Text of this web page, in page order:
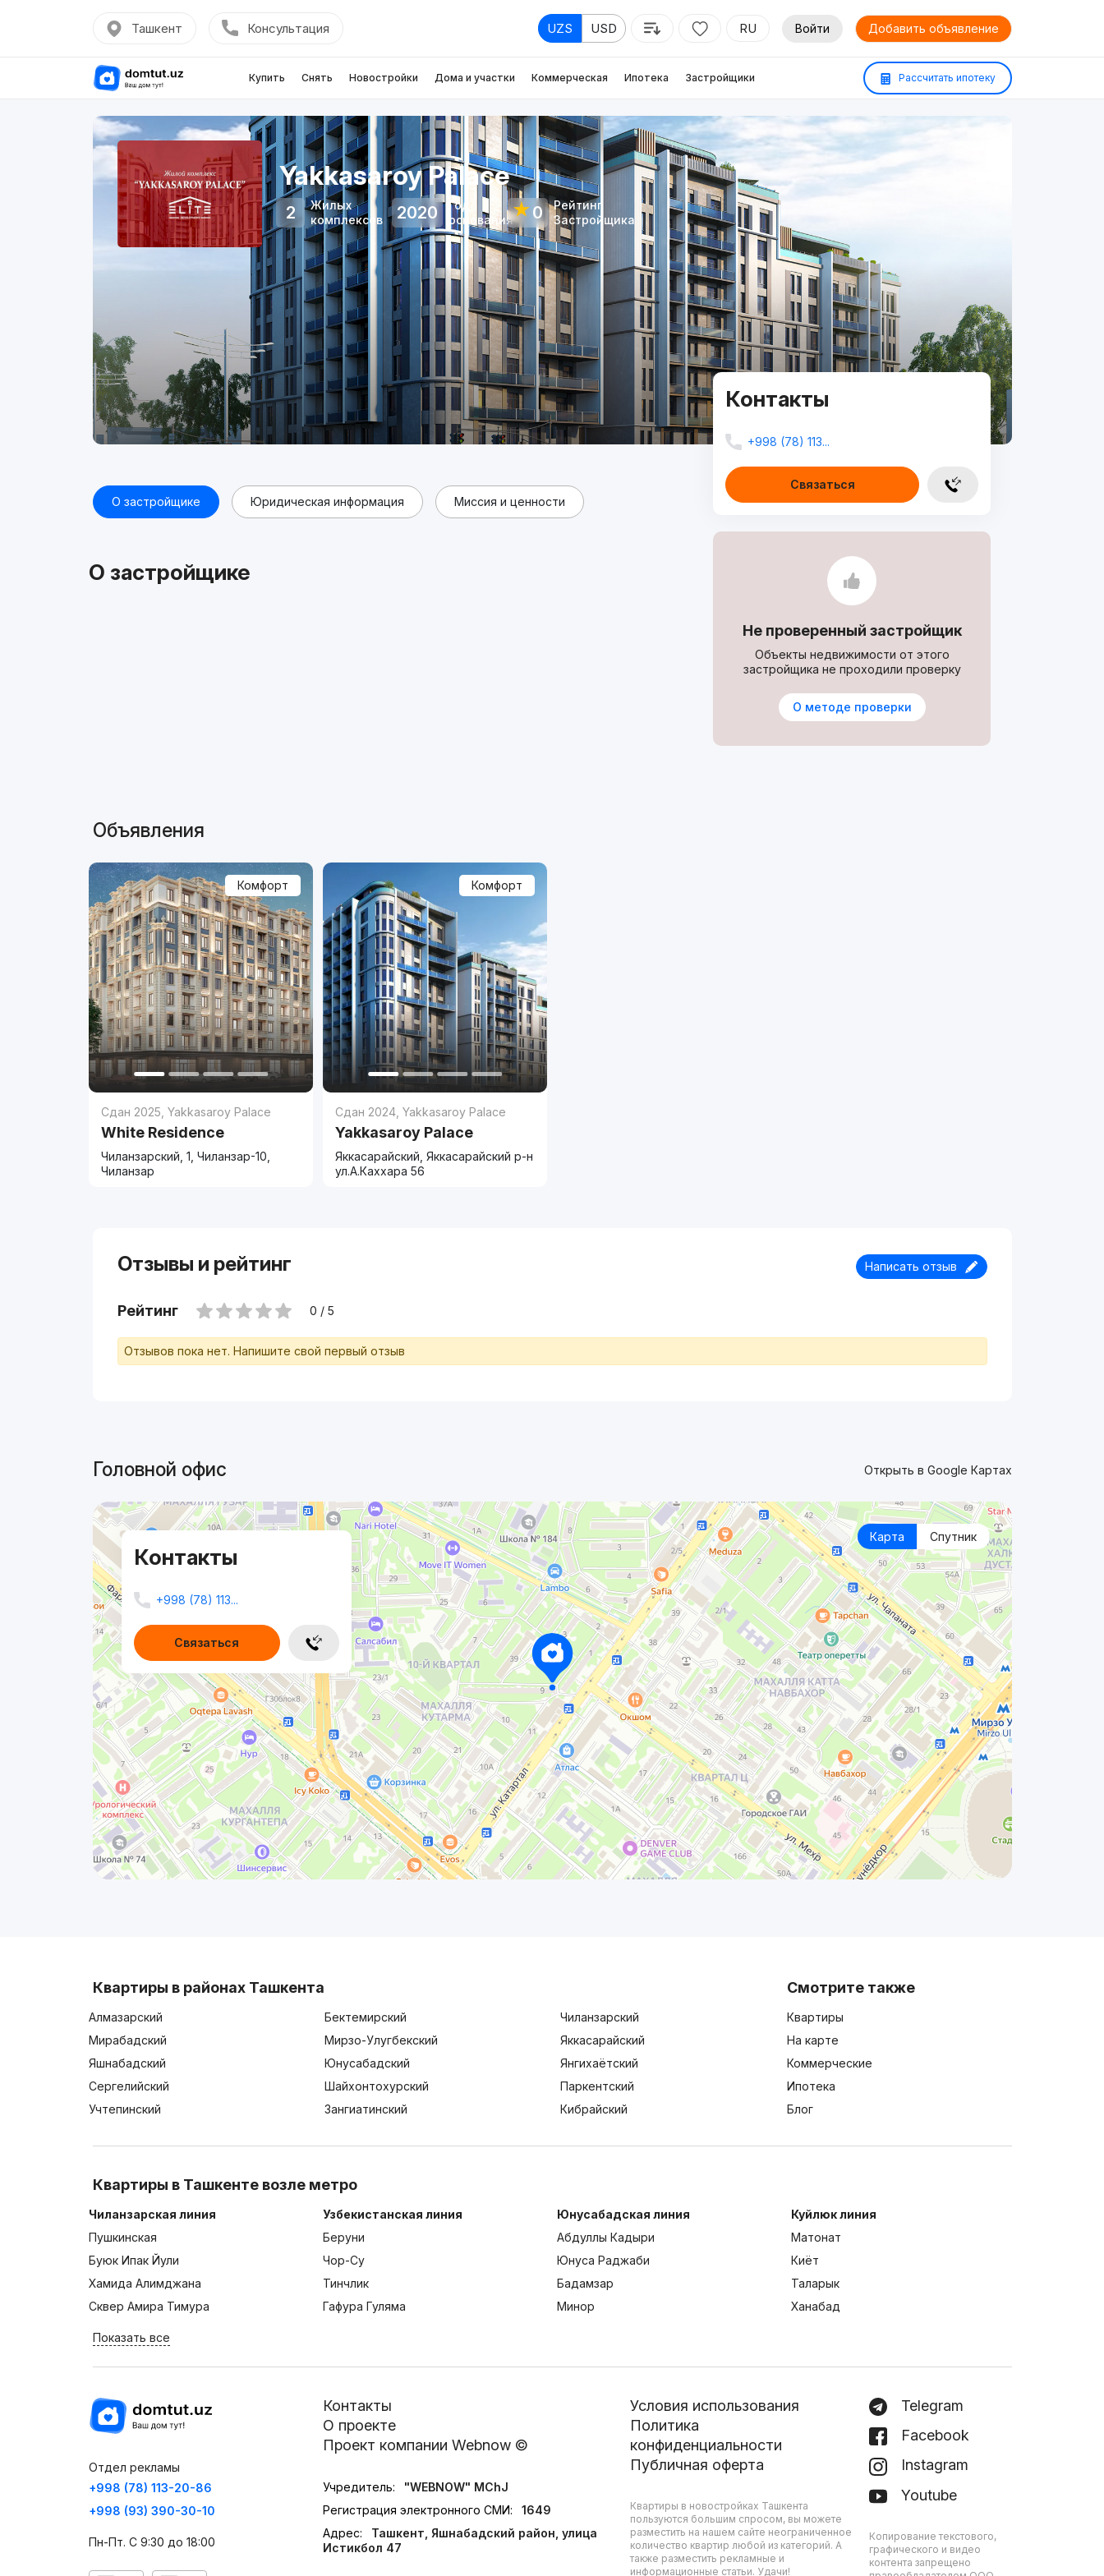
Ташкент Консультация UZS USD RU Войти Добавить объявление
Купить Снять Новостройки Дома и участки Коммерческая Ипотека Застройщики Рассчитать ипотеку
Yakkasaroy Palace
2
Жилых
комплексов
2020
Год
основания★0
Рейтинг
Застройщика
О застройщике Юридическая информация Миссия и ценности
О застройщике
Контакты
+998 (78) 113...
Связаться
Не проверенный застройщик
Объекты недвижимости от этого
застройщика не проходили проверку
О методе проверки
Объявления
Комфорт
Сдан 2025 ,Yakkasaroy Palace
White Residence
Чиланзарский, 1, Чиланзар-10,
Чиланзар
Комфорт
Сдан 2024 ,Yakkasaroy Palace
Yakkasaroy Palace
Яккасарайский, Яккасарайский р-н
ул.А.Каххара 56
Отзывы и рейтинг Написать отзыв
Рейтинг 0 / 5
Отзывов пока нет. Напишите свой первый отзыв
Головной офис Открыть в Google Картах
Контакты
+998 (78) 113...
Связаться
Карта Спутник
Квартиры в районах Ташкента
Алмазарский Бектемирский
Чиланзарский
Мирабадский
Мирзо-Улугбекский
Яккасарайский
Яшнабадский
Юнусабадский
Янгихаётский
Сергелийский
Шайхонтохурский
Паркентский
Учтепинский
Зангиатинский Кибрайский
Смотрите также
Квартиры
На карте
Коммерческие
Ипотека
Блог
Квартиры в Ташкенте возле метро
Чиланзарская линия
Пушкинская
Буюк Ипак Йули
Хамида Алимджана
Сквер Амира Тимура
Узбекистанская линия
Беруни
Чор-Су
Тинчлик
Гафура Гуляма
Юнусабадская линия
Абдуллы Кадыри
Юнуса Раджаби
Бадамзар
Минор
Куйлюк линия
Матонат
Киёт
Таларык
Ханабад
Показать все
Отдел рекламы
+998 (78) 113-20-86
+998 (93) 390-30-10
Пн-Пт. С 9:30 до 18:00
Контакты
О проекте
Проект компании Webnow ©
Учредитель:
"WEBNOW" MChJ
Регистрация электронного СМИ:
1649
Адрес:
Ташкент, Яшнабадский район, улица
Истикбол 47
Условия использования
Политика
конфиденциальности
Публичная оферта
Квартиры в новостройках Ташкента
пользуются большим спросом, вы можете
разместить на нашем сайте неограниченное
количество квартир любой из категорий. А
также разместить рекламные и
информационные статьи. Удачи!
Telegram
Facebook
Instagram
Youtube
Копирование текстового,
графического и видео
контента запрещено